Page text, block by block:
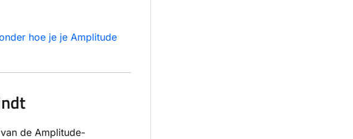
hoe je je Amplitude
de Amplitude-